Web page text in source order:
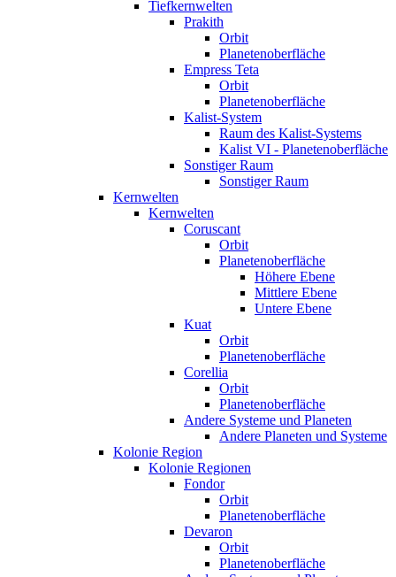
Tiefkernwelten
Prakith
Orbit
Planetenoberfläche
Empress Teta
Orbit
Planetenoberfläche
Kalist-System
Raum des Kalist-Systems
Kalist VI - Planetenoberfläche
Sonstiger Raum
Sonstiger Raum
Kernwelten
Kernwelten
Coruscant
Orbit
Planetenoberfläche
Höhere Ebene
Mittlere Ebene
Untere Ebene
Kuat
Orbit
Planetenoberfläche
Corellia
Orbit
Planetenoberfläche
Andere Systeme und Planeten
Andere Planeten und Systeme
Kolonie Region
Kolonie Regionen
Fondor
Orbit
Planetenoberfläche
Devaron
Orbit
Planetenoberfläche